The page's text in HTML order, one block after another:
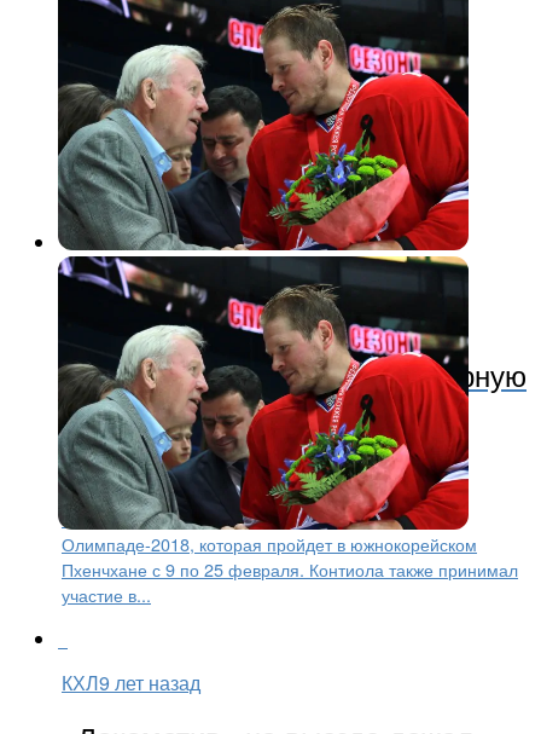
9 лет назад
Петри Контиола вызван в сборную
Финляндии для участия в
Олимпиаде
Форвард «Локомотива» Петри Контиола вызван в
олимпийскую сборную Финляндии для участия в
Олимпаде-2018, которая пройдет в южнокорейском
Пхенчхане с 9 по 25 февраля. Контиола также принимал
участие в...
КХЛ9 лет назад